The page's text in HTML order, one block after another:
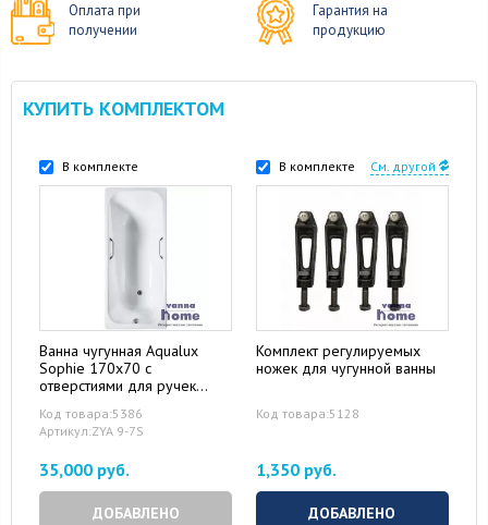
Оплата при
получении
Гарантия на
продукцию
КУПИТЬ КОМПЛЕКТОМ
В комплекте
Ванна чугунная Aqualux
Sophie 170x70 с
отверстиями для ручек
Код товара:5386
Артикул:ZYA 9-7S
35,000 руб.
ДОБАВЛЕНО
В комплекте См. другой
Комплект регулируемых
ножек для чугунной ванны
Код товара:5128
1,350 руб.
ДОБАВЛЕНО